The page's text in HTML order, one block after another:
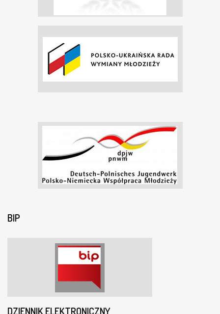
BIP
DZIENNIK ELEKTRONICZNY